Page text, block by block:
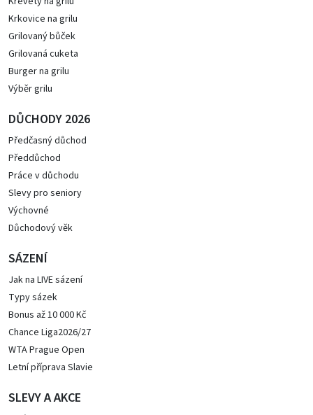
Krkovice na grilu
Grilovaný bůček
Grilovaná cuketa
Burger na grilu
Výběr grilu
DŮCHODY 2026
Předčasný důchod
Předdůchod
Práce v důchodu
Slevy pro seniory
Výchovné
Důchodový věk
SÁZENÍ
Jak na LIVE sázení
Typy sázek
Bonus až 10 000 Kč
Chance Liga2026/27
WTA Prague Open
Letní příprava Slavie
SLEVY A AKCE